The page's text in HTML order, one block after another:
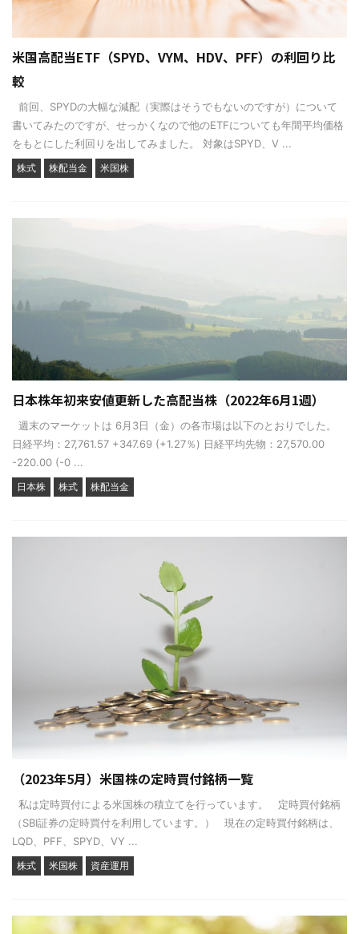
米国高配当ETF（SPYD、VYM、HDV、PFF）の利回り比
較
前回、SPYDの大幅な減配（実際はそうでもないのですが）について
書いてみたのですが、せっかくなので他のETFについても年間平均価格
をもとにした利回りを出してみました。 対象はSPYD、V ...
株式 株配当金 米国株
日本株年初来安値更新した高配当株（2022年6月1週）
週末のマーケットは 6月3日（金）の各市場は以下のとおりでした。
日経平均：27,761.57 +347.69 (+1.27％) 日経平均先物：27,570.00
-220.00 (-0 ...
日本株 株式 株配当金
（2023年5月）米国株の定時買付銘柄一覧
私は定時買付による米国株の積立てを行っています。 定時買付銘柄
（SBI証券の定時買付を利用しています。） 現在の定時買付銘柄は、
LQD、PFF、SPYD、VY ...
株式 米国株 資産運用